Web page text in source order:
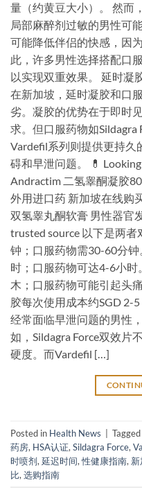
量（约黄豆大小）。 然而
局部麻醉剂过敏的男性可
可能降低伴侣的快感，因
此，许多男性选择搭配口
以实现双重效果。 延时凝
在新加坡，延时凝胶和口
劣。凝胶的优势在于即时
求。但口服药物如
Vardefil系列则提供更持久
碍和早泄问题。 💊
Andractim 二氢睾酮凝胶
外用进口药 新加坡在线购
双氢睾丸酮软膏 男性器官
trusted source 以下是两
钟；口服药物需30-60分
时；口服药物可达4-6小
木；口服药物可能引起头
胶每次使用成本约SGD 2-
经常面临早泄问题的男性
如，Sildagra Force双效片
硬度。而Vardefil […]
Posted in Health News Tagged
药房, HSA认证, Sildagra Force,
时喷剂, 延迟时间,性健康指南,
比, 选购指南